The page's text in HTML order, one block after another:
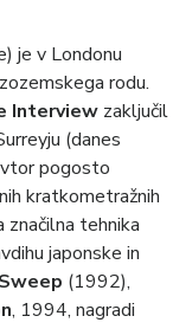
je v Londonu
rodu.
Interview zaključil
(danes
pogosto
kratkometražnih
značilna tehnika
japonske in
(1992),
, 1994, nagradi